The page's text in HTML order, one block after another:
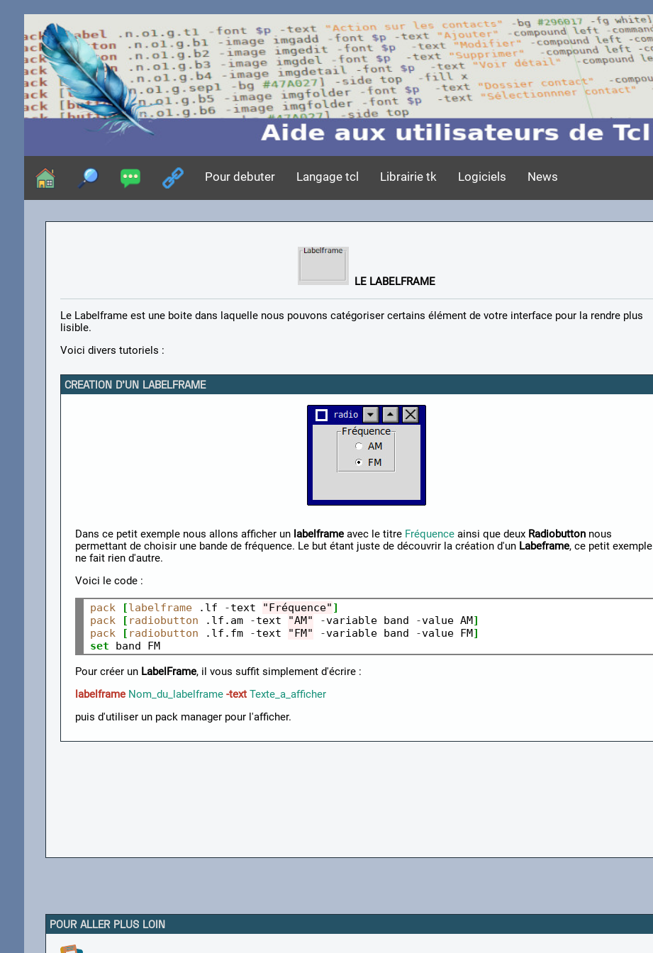
Pour debuter Langage tcl Librairie tk Logiciels News
LE LABELFRAME
Le Labelframe est une boite dans laquelle nous pouvons catégoriser certains élément de votre interface pour la rendre plus
lisible.
Voici divers tutoriels :
CREATION D'UN LABELFRAME
Dans ce petit exemple nous allons afficher un labelframeavec le titre Fréquenceainsi que deux Radiobuttonnous
permettant de choisir une bande de fréquence. Le but étant juste de découvrir la création d'un Labeframe, ce petit exemple
ne fait rien d'autre.
Voici le code :
pack [labelframe .lf -text "Fréquence" ]
pack
[ radiobutton .lf.am -text "AM" -variable band -value AM]
pack
[ radiobutton .lf.fm -text "FM" -variable band -value FM]
set
band FM
Pour créer un LabelFrame, il vous suffit simplement d'écrire :
labelframe Nom_du_labelframe-text Texte_a_afficher
puis d'utiliser un pack manager pour l'afficher.
POUR ALLER PLUS LOIN